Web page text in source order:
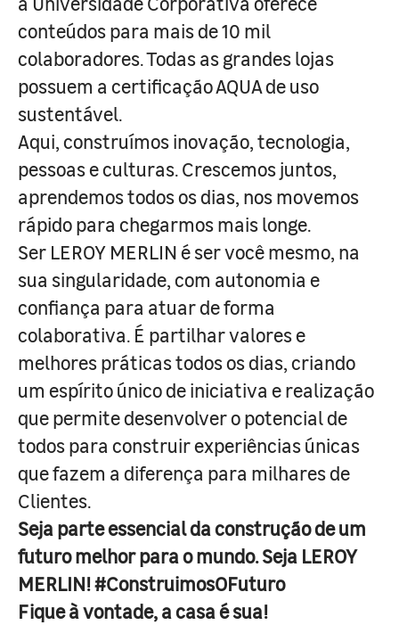
conteúdos para mais de 10 mil
colaboradores. Todas as grandes lojas
possuem a certificação AQUA de uso
sustentável.
Aqui, construímos inovação, tecnologia,
pessoas e culturas. Crescemos juntos,
aprendemos todos os dias, nos movemos
rápido para chegarmos mais longe.
Ser LEROY MERLIN é ser você mesmo, na
sua singularidade, com autonomia e
confiança para atuar de forma
colaborativa. É partilhar valores e
melhores práticas todos os dias, criando
um espírito único de iniciativa e realização
que permite desenvolver o potencial de
todos para construir experiências únicas
que fazem a diferença para milhares de
Clientes.
Seja parte essencial da construção de um
futuro melhor para o mundo. Seja LEROY
MERLIN! #ConstruimosOFuturo
Fique à vontade, a casa é sua!